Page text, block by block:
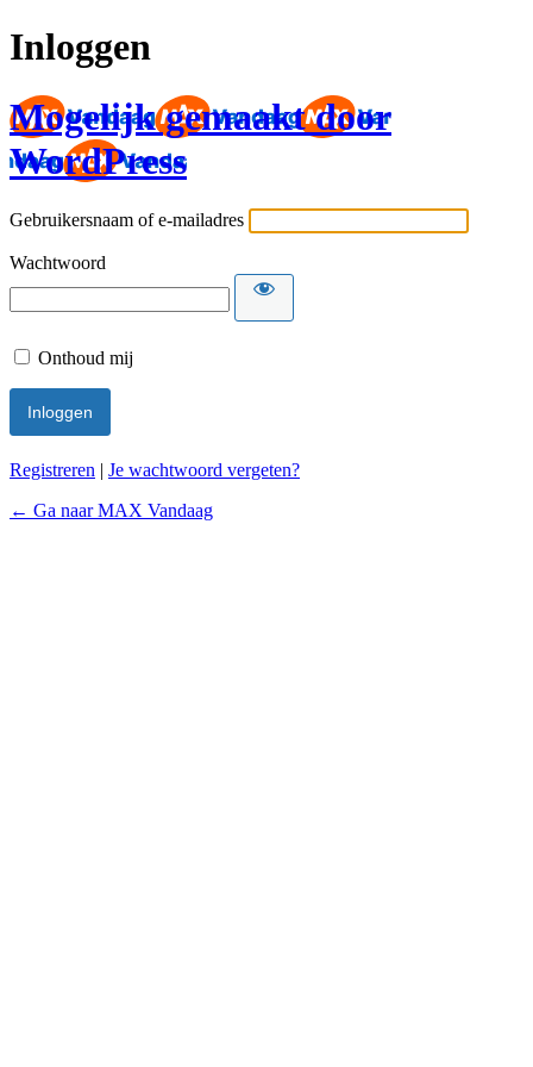
Inloggen
Mogelijk gemaakt door
WordPress
Gebruikersnaam of e-mailadres
Wachtwoord
Onthoud mij
Registreren | Je wachtwoord vergeten?
← Ga naar MAX Vandaag